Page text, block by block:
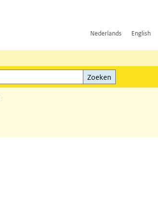
Nederlands English
Zoeken